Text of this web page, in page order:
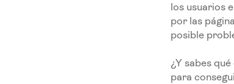
los usuarios
por las
posible
¿Y sabes
para